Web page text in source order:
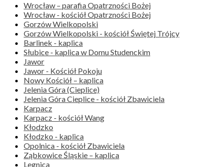
Wrocław – parafia Opatrzności Bożej
Wrocław - kościół Opatrzności Bożej
Gorzów Wielkopolski
Gorzów Wielkopolski - kościół Świętej Trójcy
Barlinek - kaplica
Słubice - kaplica w Domu Studenckim
Jawor
Jawor - Kościół Pokoju
Nowy Kościół – kaplica
Jelenia Góra (Cieplice)
Jelenia Góra Cieplice - kościół Zbawiciela
Karpacz
Karpacz - kościół Wang
Kłodzko
Kłodzko - kaplica
Opolnica - kościół Zbawiciela
Ząbkowice Śląskie – kaplica
Legnica